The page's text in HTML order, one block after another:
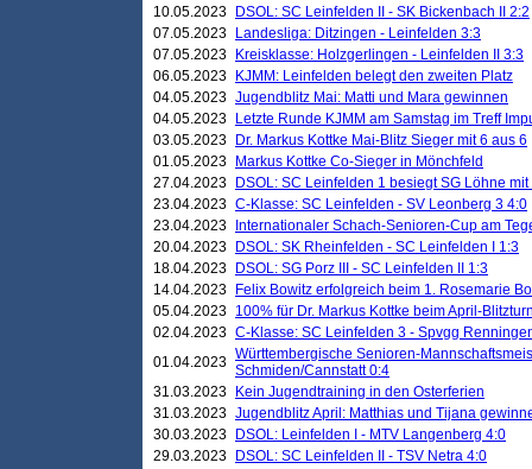
10.05.2023
DSOL: SC Leinfelden II - SK Bickenbach II 2:2
07.05.2023
Landesliga: Ditzingen - Leinfelden 3:3
07.05.2023
Kreisklasse: Holzgerlingen - Leinfelden II 3:3
06.05.2023
KJMM: Leinfelden belegt den zweiten Platz
04.05.2023 Jugendblitz Mai: Matti und Mara gewinnen
04.05.2023
Letzte Runde KJMM am Samstag im Treff
03.05.2023
Dr. Markus Kottke Mai-Blitz Sieger mit 6 aus 6
01.05.2023
Markus Kottke Co-Sieger in Mönchfeld
27.04.2023
DSOL: SC Leinfelden 1 besiegt SG Löhne mit
23.04.2023 C-Klasse: SC Leinfelden - SV Leonberg 3 4:0
23.04.2023
Internationaler Schach-Senioren-Cup am
20.04.2023
DSOL: SK Rheinfelden - SC Leinfelden I 1:3
18.04.2023
DSOL: SG Porz III - SC Leinfelden II 1:3
14.04.2023
Felix Bowitz erfolgreich beim 1. Rosemarie
05.04.2023 100% für Dr. Markus Kottke beim April-
02.04.2023 C-Klasse: SC Leinfelden 3 - Spvgg
01.04.2023 Württembergische Senioren-
Schmiden/Cannstatt 0:4
31.03.2023
Kein Jugendtraining in den Osterferien
31.03.2023 Jugendblitz April: Matthias und Tijana
30.03.2023
DSOL: Leinfelden I - MTV Langenberg 4:0
29.03.2023
DSOL: SC Leinfelden II - TSV Netra 4:0